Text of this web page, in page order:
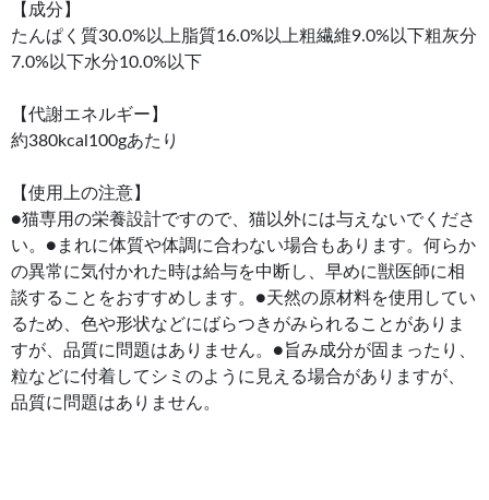
【成分】
たんぱく質30.0%以上脂質16.0%以上粗繊維9.0%以下粗灰分
7.0%以下水分10.0%以下
【代謝エネルギー】
約380kcal100gあたり
【使用上の注意】
●猫専用の栄養設計ですので、猫以外には与えないでくださ
い。●まれに体質や体調に合わない場合もあります。何らか
の異常に気付かれた時は給与を中断し、早めに獣医師に相
談することをおすすめします。●天然の原材料を使用してい
るため、色や形状などにばらつきがみられることがありま
すが、品質に問題はありません。●旨み成分が固まったり、
粒などに付着してシミのように見える場合がありますが、
品質に問題はありません。